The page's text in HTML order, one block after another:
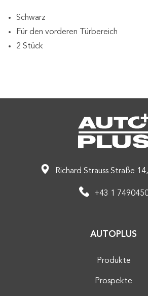
Schwarz
Für den vorderen Türbereich
2 Stück
Richard Strauss Straße
+43 1
AUTOPLUS
Produkte
Prospekte